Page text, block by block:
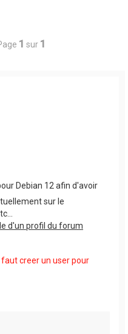
1 sur 1
Debian 12 afin d'avoir
sur le
d'un profil du forum
faut creer un user pour